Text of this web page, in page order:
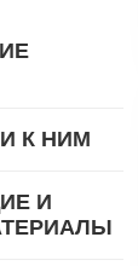
К НИМ
И